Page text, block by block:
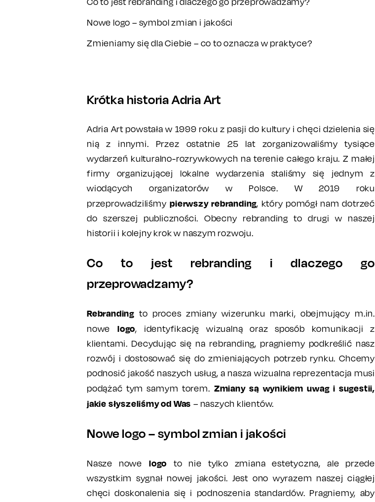
Nowe logo – symbol zmian i jakości
Zmieniamy się dla Ciebie – co to oznacza w praktyce?
Krótka historia Adria Art
Adria Art powstała w 1999 roku z pasji do kultury i chęci dzielenia się
nią z innymi. Przez ostatnie 25 lat zorganizowaliśmy tysiące
wydarzeń kulturalno-rozrywkowych na terenie całego kraju. Z małej
firmy organizującej lokalne wydarzenia staliśmy się jednym z
wiodących organizatorów w Polsce. W 2019 roku
przeprowadziliśmypierwszy rebranding, który pomógł nam dotrzeć
do szerszej publiczności. Obecny rebranding to drugi w naszej
historii i kolejny krok w naszym rozwoju.
Co to jest rebranding i dlaczego go
przeprowadzamy?
Rebranding to proces zmiany wizerunku marki, obejmujący m.in.
nowe logo, identyfikację wizualną oraz sposób komunikacji z
klientami. Decydując się na rebranding, pragniemy podkreślić nasz
rozwój i dostosować się do zmieniających potrzeb rynku. Chcemy
podnosić jakość naszych usług, a nasza wizualna reprezentacja musi
podążać tym samym torem. Zmiany są wynikiem uwag i sugestii,
jakie słyszeliśmy od Was – naszych klientów.
Nowe logo – symbol zmian i jakości
Nasze nowe logo to nie tylko zmiana estetyczna, ale przede
wszystkim sygnał nowej jakości. Jest ono wyrazem naszej ciągłej
chęci doskonalenia się i podnoszenia standardów. Pragniemy, aby